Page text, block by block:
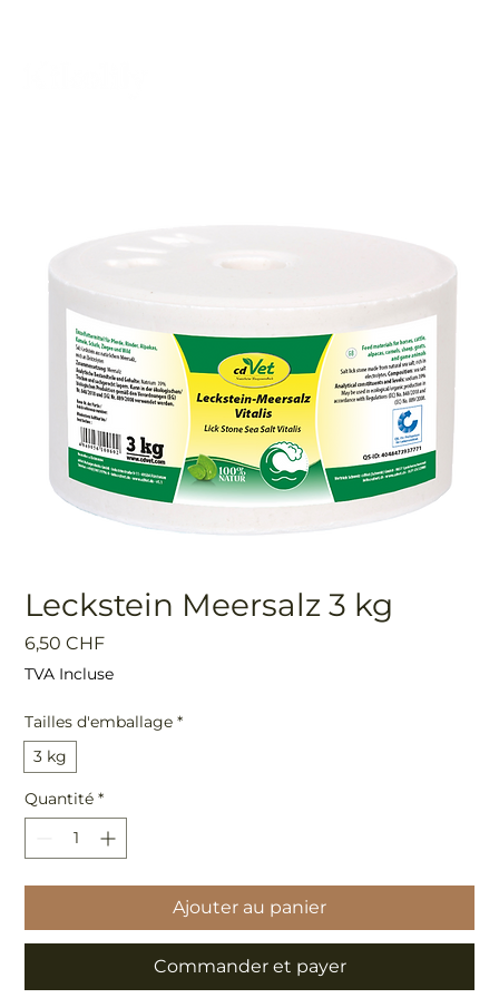
Leckstein Meersalz 3 kg
6,50 CHFPrix
TVA Incluse
Tailles d'emballage *
3 kg
Quantité *
Ajouter au panier
Commander et payer